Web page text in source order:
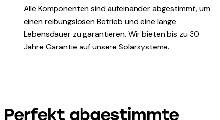
Alle Komponenten sind aufeinander abgestimmt, um
einen reibungslosen Betrieb und eine lange
Lebensdauer zu garantieren. Wir bieten bis zu 30
Jahre Garantie auf unsere Solarsysteme.
Perfekt abgestimmte